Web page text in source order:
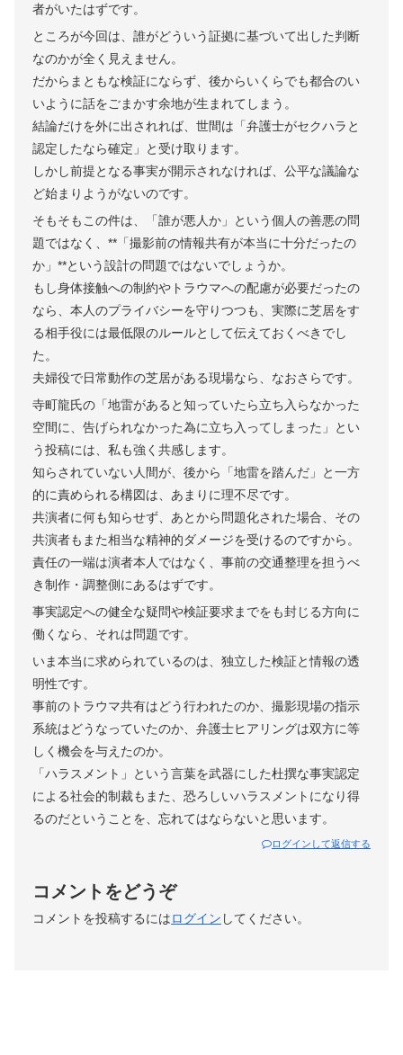
者がいたはずです。
ところが今回は、誰がどういう証拠に基づいて出した判断
なのかが全く見えません。
だからまともな検証にならず、後からいくらでも都合のい
いように話をごまかす余地が生まれてしまう。
結論だけを外に出されれば、世間は「弁護士がセクハラと
認定したなら確定」と受け取ります。
しかし前提となる事実が開示されなければ、公平な議論な
ど始まりようがないのです。
そもそもこの件は、「誰が悪人か」という個人の善悪の問
題ではなく、**「撮影前の情報共有が本当に十分だったの
か」**という設計の問題ではないでしょうか。
もし身体接触への制約やトラウマへの配慮が必要だったの
なら、本人のプライバシーを守りつつも、実際に芝居をす
る相手役には最低限のルールとして伝えておくべきでし
た。
夫婦役で日常動作の芝居がある現場なら、なおさらです。
寺町龍氏の「地雷があると知っていたら立ち入らなかった
空間に、告げられなかった為に立ち入ってしまった」とい
う投稿には、私も強く共感します。
知らされていない人間が、後から「地雷を踏んだ」と一方
的に責められる構図は、あまりに理不尽です。
共演者に何も知らせず、あとから問題化された場合、その
共演者もまた相当な精神的ダメージを受けるのですから。
責任の一端は演者本人ではなく、事前の交通整理を担うべ
き制作・調整側にあるはずです。
事実認定への健全な疑問や検証要求までをも封じる方向に
働くなら、それは問題です。
いま本当に求められているのは、独立した検証と情報の透
明性です。
事前のトラウマ共有はどう行われたのか、撮影現場の指示
系統はどうなっていたのか、弁護士ヒアリングは双方に等
しく機会を与えたのか。
「ハラスメント」という言葉を武器にした杜撰な事実認定
による社会的制裁もまた、恐ろしいハラスメントになり得
るのだということを、忘れてはならないと思います。
ログインして返信する
コメントをどうぞ
コメントを投稿するにはログイン してください。